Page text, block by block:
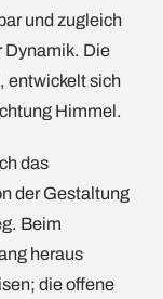
und zugleich
Dynamik. Die
entwickelt sich
Himmel.
das
der Gestaltung
Beim
heraus
die offene